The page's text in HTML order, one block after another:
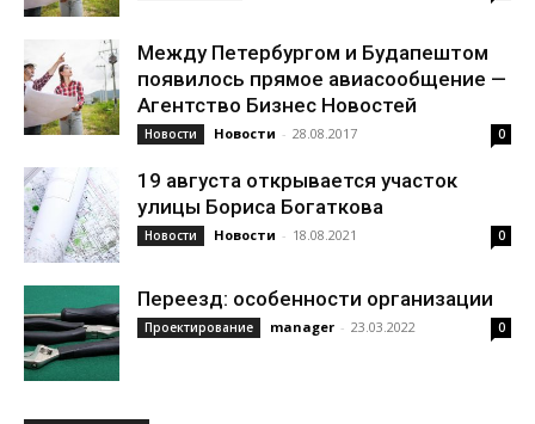
Между Петербургом и Будапештом
появилось прямое авиасообщение —
Агентство Бизнес Новостей
Новости Новости - 28.08.2017 0
19 августа открывается участок
улицы Бориса Богаткова
Новости Новости - 18.08.2021 0
Переезд: особенности организации
Проектирование manager - 23.03.2022 0